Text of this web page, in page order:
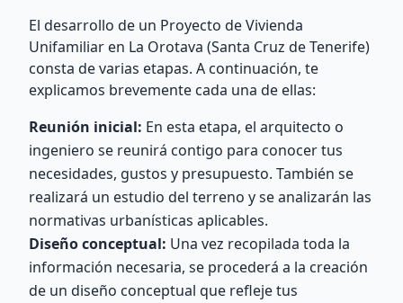
El desarrollo de un Proyecto de Vivienda
Unifamiliar en La Orotava (Santa Cruz de Tenerife)
consta de varias etapas. A continuación, te
explicamos brevemente cada una de ellas:
Reunión inicial: En esta etapa, el arquitecto o
ingeniero se reunirá contigo para conocer tus
necesidades, gustos y presupuesto. También se
realizará un estudio del terreno y se analizarán las
normativas urbanísticas aplicables.
Diseño conceptual: Una vez recopilada toda la
información necesaria, se procederá a la creación
de un diseño conceptual que refleje tus